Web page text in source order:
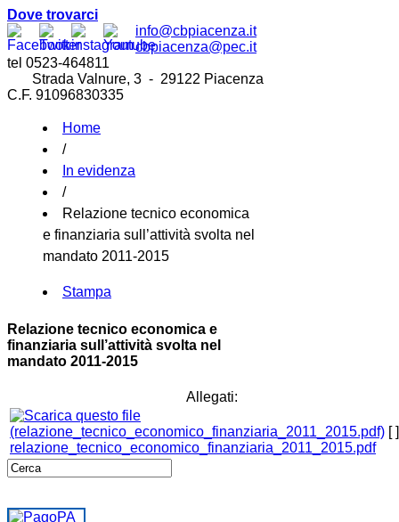
Dove trovarci
info@cbpiacenza.it
cbpiacenza@pec.it
tel 0523-464811
Strada Valnure, 3 - 29122 Piacenza
C.F. 91096830335
Home
/
In evidenza
/
Relazione tecnico economica
e finanziaria sull’attività svolta nel
mandato 2011-2015
Stampa
Relazione tecnico economica e
finanziaria sull’attività svolta nel
mandato 2011-2015
Allegati:
relazione_tecnico_economico_finanziaria_2011_2015.pdf
[ ]